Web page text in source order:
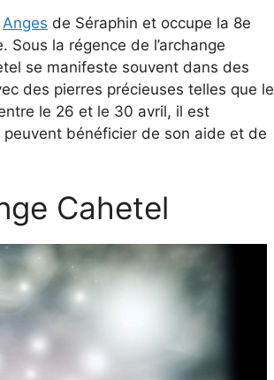
Anges de Séraphin et occupe la 8e
la régence de l’archange
se manifeste souvent dans des
des pierres précieuses telles que le
le 26 et le 30 avril, il est
bénéficier de son aide et de
Cahetel